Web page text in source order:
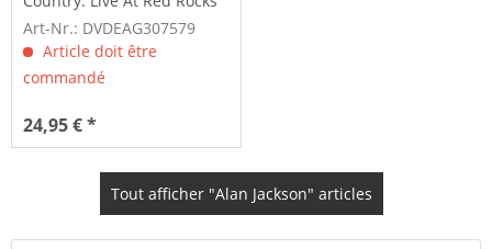
(DVD)
Art-Nr.: DVDEAG307579
Article doit être
commandé
24,95 € *
Tout afficher "Alan Jackson" articles